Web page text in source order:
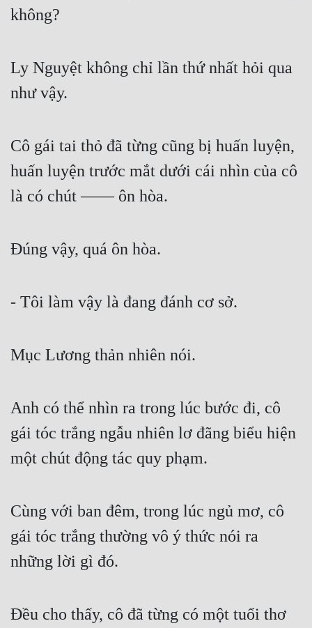
Tu Chân
Tội Phạm
Võng Du
Xuyên Sách
Điền Văn
Đông Phương
Đồng Nhân
Cẩu Đạo Trường Sinh
Truyện Nam
Truyện Nữ
Vô Địch Lưu
không?
Ly Nguyệt không chỉ lần thứ nhất hỏi qua
như vậy.
Cô gái tai thỏ đã từng cũng bị huấn luyện,
huấn luyện trước mắt dưới cái nhìn của cô
là có chút —— ôn hòa.
Đúng vậy, quá ôn hòa.
- Tôi làm vậy là đang đánh cơ sở.
Mục Lương thản nhiên nói.
Anh có thể nhìn ra trong lúc bước đi, cô
gái tóc trắng ngẫu nhiên lơ đãng biểu hiện
một chút động tác quy phạm.
Cùng với ban đêm, trong lúc ngủ mơ, cô
gái tóc trắng thường vô ý thức nói ra
những lời gì đó.
Đều cho thấy, cô đã từng có một tuổi thơ